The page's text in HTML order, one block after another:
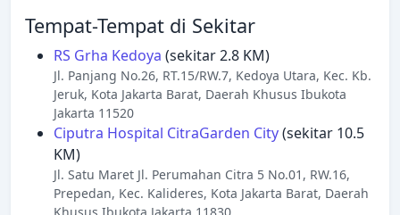
Tempat-Tempat di Sekitar
RS Grha Kedoya (sekitar 2.8 KM)
Jl. Panjang No.26, RT.15/RW.7, Kedoya Utara, Kec. Kb.
Jeruk, Kota Jakarta Barat, Daerah Khusus Ibukota
Jakarta 11520
Ciputra Hospital CitraGarden City(sekitar 10.5
KM)
Jl. Satu Maret Jl. Perumahan Citra 5 No.01, RW.16,
Prepedan, Kec. Kalideres, Kota Jakarta Barat, Daerah
Khusus Ibukota Jakarta 11830